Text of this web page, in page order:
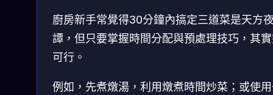
廚房新手常覺得30分鐘內搞定三道菜是天方
譚，但只要掌握時間分配與預處理技巧，其
可行。
例如，先煮燉湯，利用燉煮時間炒菜；或使